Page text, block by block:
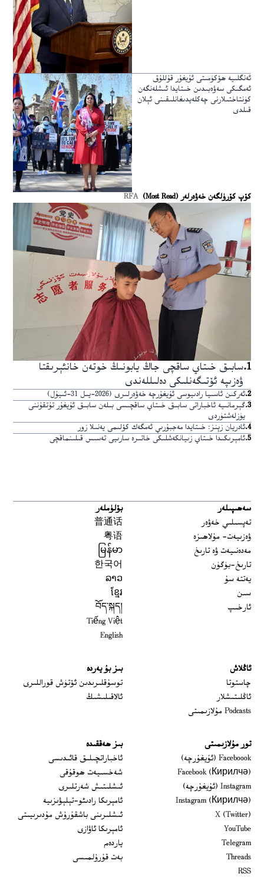
ئەنگلىيە ھۆكۈمىتى ئۇيغۇر قۇللۇق
ئەمگىكى سەۋەبىدىن خىتايدا ئىشلەنگەن
كۈنتاختىلارنى چەكلەيدىغانلىقىنى ئېلان
قىلدى
كۆپ كۆرۈلگەن خەۋەرلەر (Most Read) RFA
1
.سابىق خىتاي ساقچى جاڭ يابونىڭ خوتەن خانئېرىقتا
ۋەزىپە ئۆتىگەنلىكى دەلىللەندى
2
.ئەركىن ئاسىيا رادىيوسى ئۇيغۇرچە خەۋەرلىرى (2026-يىل 31-ئىيۇل)
3
.گېرمانىيە ئاخباراتى سابىق خىتاي ساقچىسى بىلەن سابىق ئۇيغۇر تۇتقۇننى
يۈزلەشتۈردى
4
.ئادريان زېنز: خىتايدا مەجبۇرىي ئەمگەك كۆلىمى يەنىلا زور
5
.ئامېرىكىدا خىتاي زىيانكەشلىكى خاتىرە سارىيى تەسىس قىلىنماقچى
سەھىپىلەر
تەپسىلىي خەۋەر
ۋەزىيەت- مۇلاھىزە
مەدەنىيەت ۋە تارىخ
تارىخ-بۈگۈن
يەتتە سۇ
سىن
ئارخىپ
بۆلۈملەر
普通话
粤语
မြန်မာ
한국어
ລາວ
ខ្មែរ
བོད་སྐད།
Tiếng Việt
English
ئاڭلاش
چاستوتا
ئاڭلىتىشلار
Podcasts مۇلازىمىتى
بىز بۇ يەردە
توسۇقلىرىدىن ئۆتۈش قوراللىرى
ئالاقىلىشىڭ
تور مۇلازىمىتى
Faceboook (ئۇيغۇرچە)
Opens in new window
Facebook (Кирилчә)
Opens in new window
Instagram (ئۇيغۇرچە)
Opens in new window
Instagram (Кирилчә)
Opens in new window
X (Twitter)
YouTube
Telegram
Threads
RSS
بىز ھەققىدە
ئاخباراتچىلىق قائىدىسى
شەخسىيەت ھوقۇقى
ئىشلىتىش شەرتلىرى
ئامېرىكا رادىئو-تېلېۋىزىيە
ئىشلىرىنى باشقۇرۇش مۇدىرىيىتى
ئامېرىكا ئاۋازى
ياردەم
بەت قۇرۇلمىسى